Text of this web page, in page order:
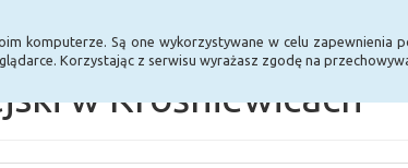
komputerze. Są one wykorzystywane w celu zapewnienia
Korzystając z serwisu wyrażasz zgodę na
w Krośniewicach